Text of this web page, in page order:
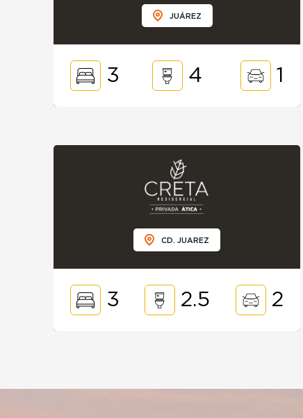
Elige tu ciudad
JUÁREZ
3 4 1
CD. JUAREZ
3 2.5 2